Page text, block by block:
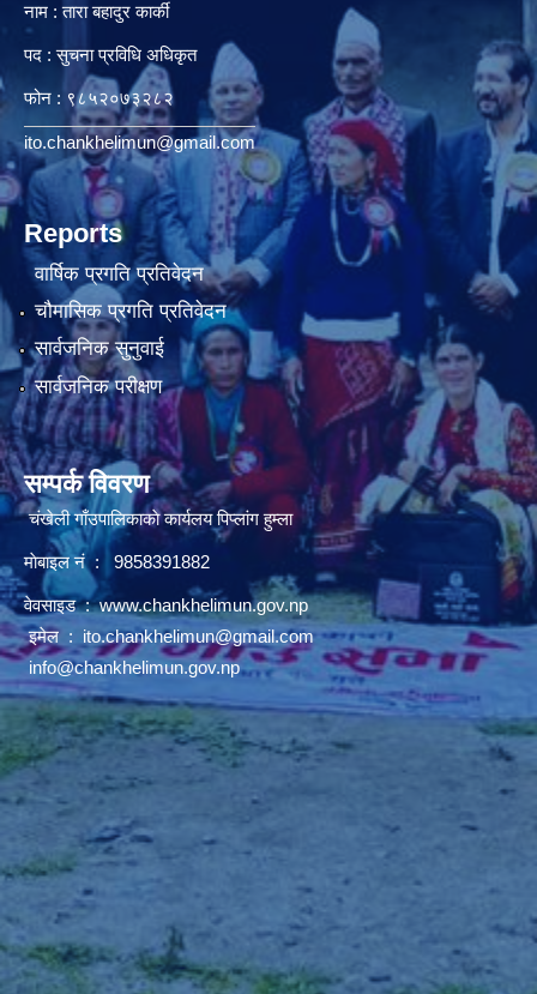
नाम : तारा बहादुर कार्की
पद : सुचना प्रविधि अधिकृत
फोन : ९८५२०७३२८२
ito.chankhelimun@gmail.com
Reports
वार्षिक प्रगति प्रतिवेदन
चौमासिक प्रगति प्रतिवेदन
सार्वजनिक सुनुवाई
सार्वजनिक परीक्षण
सम्पर्क विवरण
चंखेली गाँउपालिकाकाे कार्यलय पिप्लांग हुम्ला
माेबाइल नं : 9858391882
वेवसाइड :www.chankhelimun.gov.np
इमेल : ito.chankhelimun@gmail.com
info@chankhelimun.gov.np